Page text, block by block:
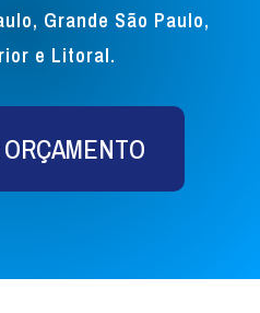
Grande São Paulo,
e Litoral.